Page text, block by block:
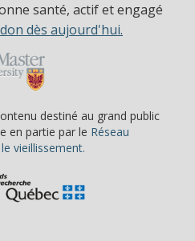
santé, actif et engagé
dès aujourd'hui.
destiné au grand public
en partie par le Réseau
vieillissement.